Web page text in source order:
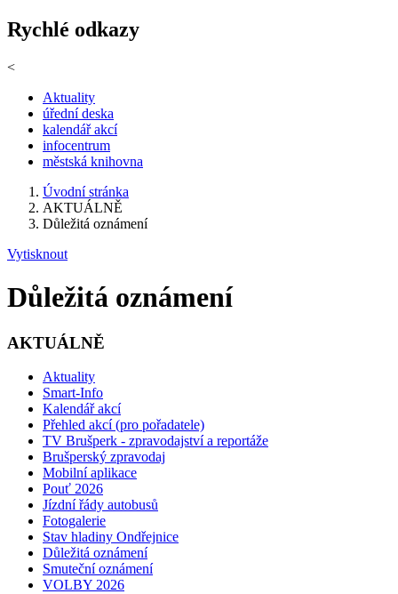
Rychlé odkazy
<
Aktuality
úřední deska
kalendář akcí
infocentrum
městská knihovna
Úvodní stránka
AKTUÁLNĚ
Důležitá oznámení
Vytisknout
Důležitá oznámení
AKTUÁLNĚ
Aktuality
Smart-Info
Kalendář akcí
Přehled akcí (pro pořadatele)
TV Brušperk - zpravodajství a reportáže
Brušperský zpravodaj
Mobilní aplikace
Pouť 2026
Jízdní řády autobusů
Fotogalerie
Stav hladiny Ondřejnice
Důležitá oznámení
Smuteční oznámení
VOLBY 2026